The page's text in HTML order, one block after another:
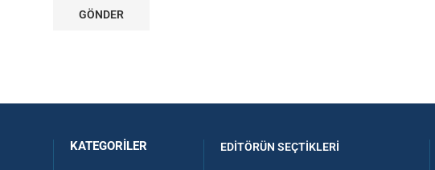
KATEGORILER EDITÖRÜN SEÇTIKLERI